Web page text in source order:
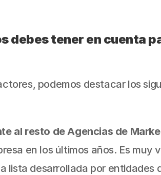
debes tener en cuenta
podemos destacar los
al resto de Agencias de
en los últimos años. Es
lista desarrollada por